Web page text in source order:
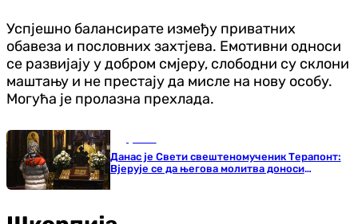
Успјешно балансирате између приватних
обавеза и пословних захтјева. Емотивни односи
се развијају у добром смјеру, слободни су склони
маштању и не престају да мисле на нову особу.
Могућа је пролазна прехлада.
Данас је Свети свештеномученик Терапонт:
Вјерује се да његова молитва доноси